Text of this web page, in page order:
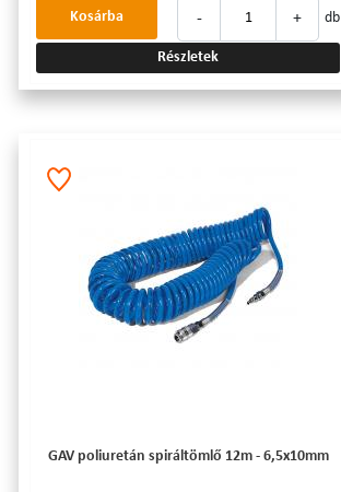
- + db
Kosárba
Részletek
GAV poliuretán spiráltömlő 12m - 6,5x10mm